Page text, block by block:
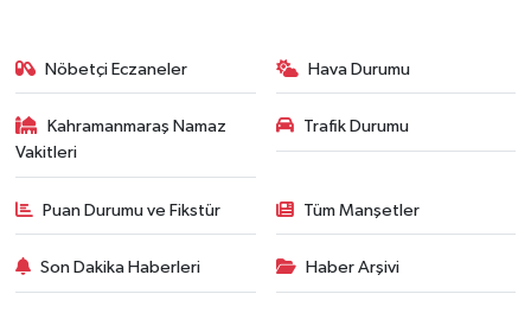
Nöbetçi Eczaneler Hava Durumu
Kahramanmaraş Namaz
Vakitleri
Trafik Durumu
Puan Durumu ve Fikstür Tüm Manşetler
Son Dakika Haberleri Haber Arşivi